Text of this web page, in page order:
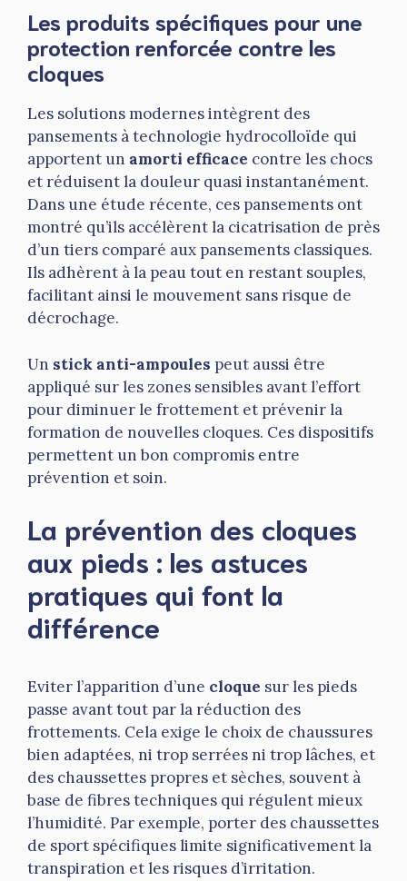
Les produits spécifiques pour une
protection renforcée contre les
cloques
Les solutions modernes intègrent des
pansements à technologie hydrocolloïde qui
apportent un amorti efficace contre les chocs
et réduisent la douleur quasi instantanément.
Dans une étude récente, ces pansements ont
montré qu’ils accélèrent la cicatrisation de près
d’un tiers comparé aux pansements classiques.
Ils adhèrent à la peau tout en restant souples,
facilitant ainsi le mouvement sans risque de
décrochage.
Un stick anti-ampoules peut aussi être
appliqué sur les zones sensibles avant l’effort
pour diminuer le frottement et prévenir la
formation de nouvelles cloques. Ces dispositifs
permettent un bon compromis entre
prévention et soin.
La prévention des cloques
aux pieds : les astuces
pratiques qui font la
différence
Eviter l’apparition d’une cloque sur les pieds
passe avant tout par la réduction des
frottements. Cela exige le choix de chaussures
bien adaptées, ni trop serrées ni trop lâches, et
des chaussettes propres et sèches, souvent à
base de fibres techniques qui régulent mieux
l’humidité. Par exemple, porter des chaussettes
de sport spécifiques limite significativement la
transpiration et les risques d’irritation.